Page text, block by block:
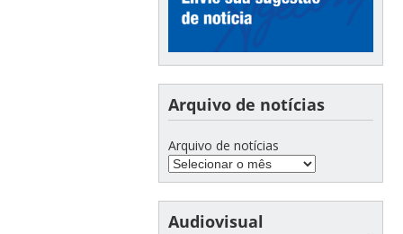
Arquivo de notícias
Arquivo de notícias
Audiovisual